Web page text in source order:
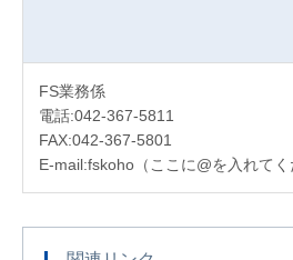
FS業務係
電話:042-367-5811
FAX:042-367-5801
E-mail:fskoho（ここに@を入れて